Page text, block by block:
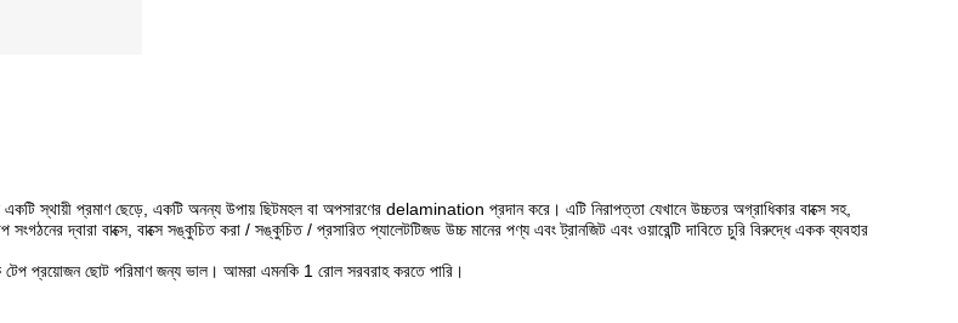
স্থায়ী প্রমাণ ছেড়ে, একটি অনন্য উপায় ছিটমহল বা অপসারণের delamination প্রদান করে। এটি নিরাপত্তা যেখানে উচ্চতর অগ্রাধিকার বাক্সে সহ,
সংগঠনের দ্বারা বাক্সে, বাক্সে সঙ্কুচিত করা / সঙ্কুচিত / প্রসারিত প্যালেটটিজড উচ্চ মানের পণ্য এবং ট্রানজিট এবং ওয়ারেন্টি দাবিতে চুরি বিরুদ্ধে একক ব্যবহার
প্রয়োজন ছোট পরিমাণ জন্য ভাল। আমরা এমনকি 1 রোল সরবরাহ করতে পারি।